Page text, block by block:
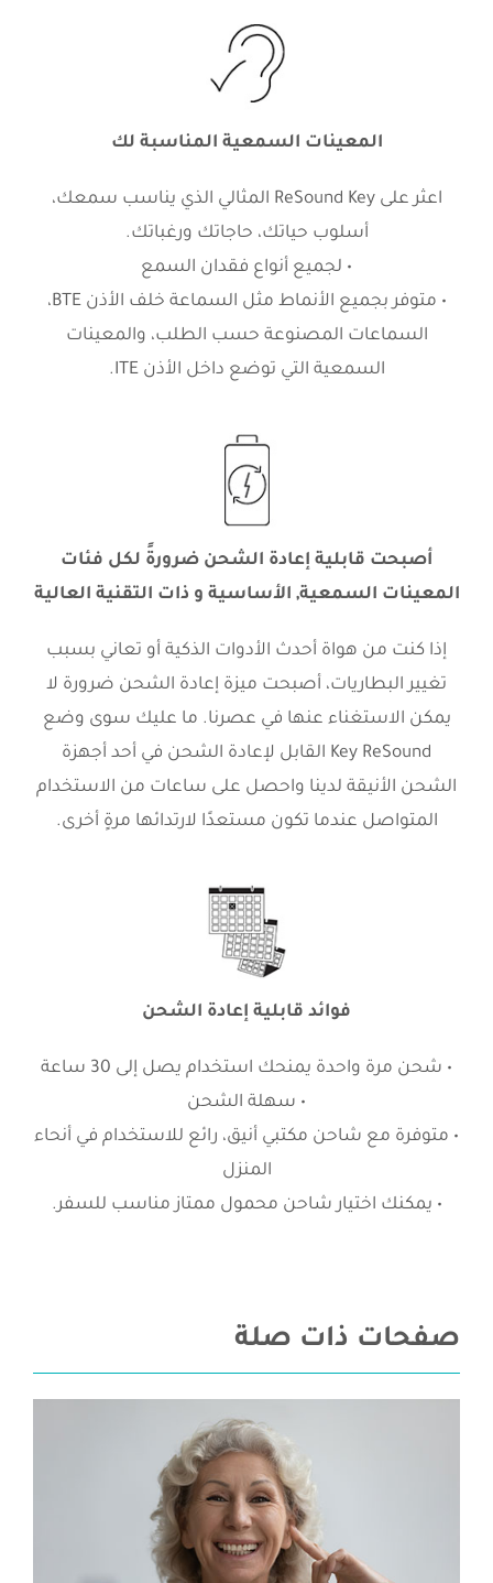
المعينات السمعية المناسبة لك
اعثر على ReSound Key المثالي الذي يناسب سمعك،
أسلوب حياتك، حاجاتك ورغباتك.
• لجميع أنواع فقدان السمع
• متوفر بجميع الأنماط مثل السماعة خلف الأذن BTE،
السماعات المصنوعة حسب الطلب، والمعينات
السمعية التي توضع داخل الأذن ITE.
أصبحت قابلية إعادة الشحن ضرورةً لكل فئات
المعينات السمعية, الأساسية و ذات التقنية العالية
إذا كنت من هواة أحدث الأدوات الذكية أو تعاني بسبب
تغيير البطاريات، أصبحت ميزة إعادة الشحن ضرورة لا
يمكن الاستغناء عنها في عصرنا. ما عليك سوى وضع
Key ReSound القابل لإعادة الشحن في أحد أجهزة
الشحن الأنيقة لدينا واحصل على ساعات من الاستخدام
المتواصل عندما تكون مستعدًا لارتدائها مرةٍ أخرى.
فوائد قابلية إعادة الشحن
• شحن مرة واحدة يمنحك استخدام يصل إلى 30 ساعة
• سهلة الشحن
• متوفرة مع شاحن مكتبي أنيق، رائع للاستخدام في أنحاء
المنزل
• يمكنك اختيار شاحن محمول ممتاز مناسب للسفر.
صفحات ذات صلة